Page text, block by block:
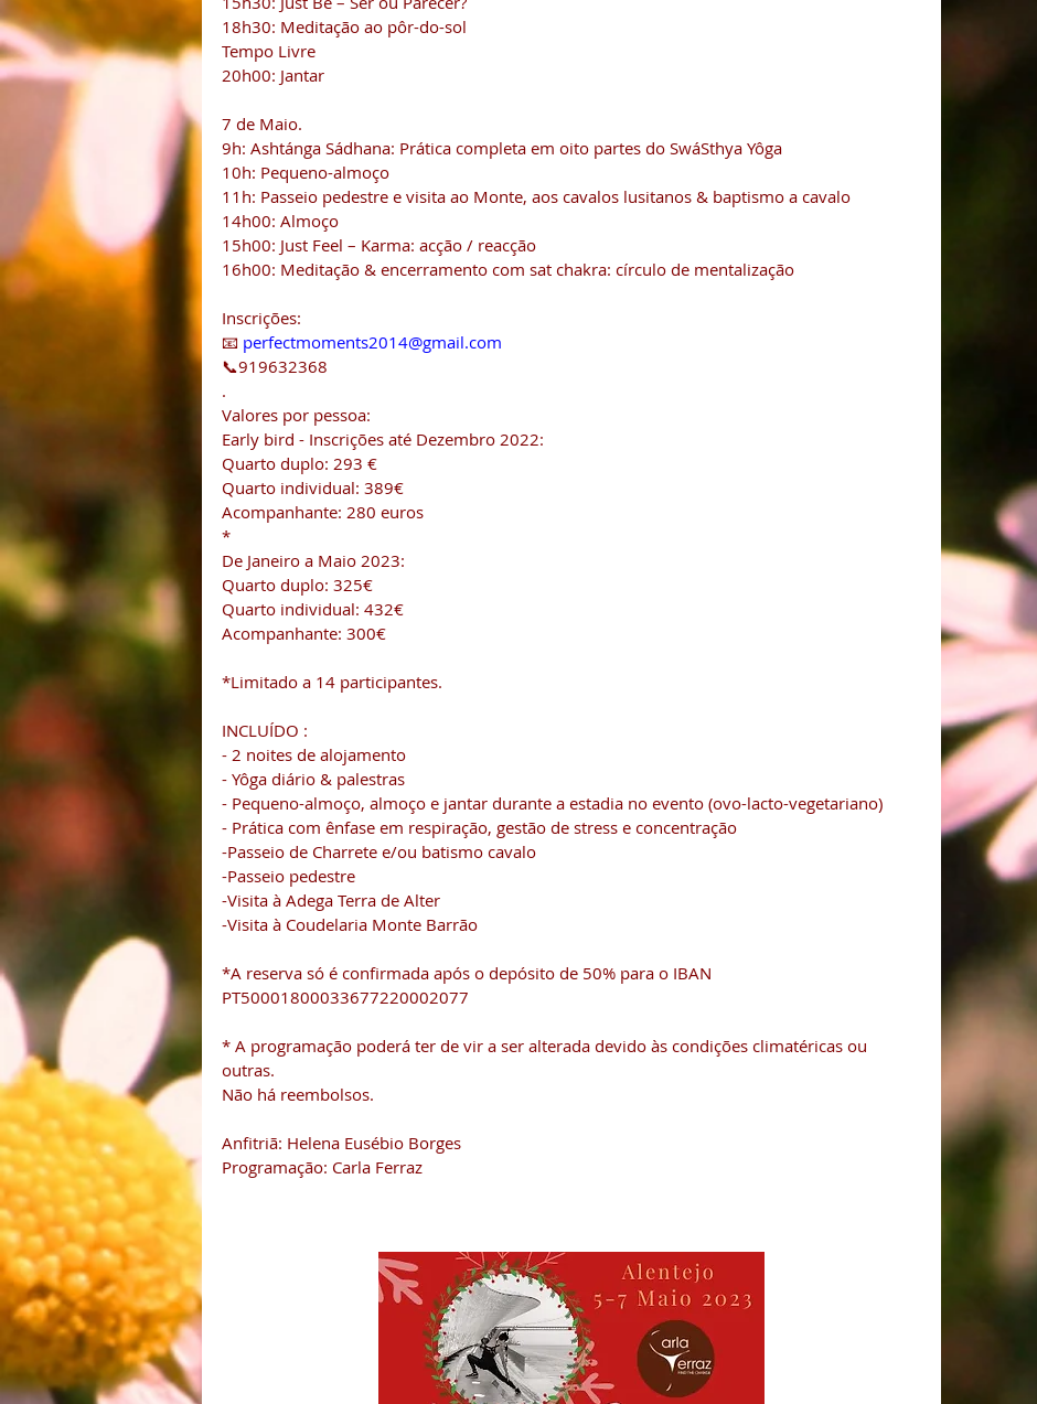
18h30: Meditação ao pôr-do-sol
Tempo Livre
20h00: Jantar
7 de Maio.
9h: Ashtánga Sádhana: Prática completa em oito partes do SwáSthya Yôga
10h: Pequeno-almoço
11h: Passeio pedestre e visita ao Monte, aos cavalos lusitanos & baptismo a cavalo
14h00: Almoço
15h00: Just Feel – Karma: acção / reacção
16h00: Meditação & encerramento com sat chakra: círculo de mentalização
Inscrições:
📧 perfectmoments2014@gmail.com
📞919632368
.
Valores por pessoa:
Early bird - Inscrições até Dezembro 2022:
Quarto duplo: 293 €
Quarto individual: 389€
Acompanhante: 280 euros
*
De Janeiro a Maio 2023:
Quarto duplo: 325€
Quarto individual: 432€
Acompanhante: 300€
*Limitado a 14 participantes.
INCLUÍDO :
- 2 noites de alojamento
- Yôga diário & palestras
- Pequeno-almoço, almoço e jantar durante a estadia no evento (ovo-lacto-vegetariano)
- Prática com ênfase em respiração, gestão de stress e concentração
-Passeio de Charrete e/ou batismo cavalo
-Passeio pedestre
-Visita à Adega Terra de Alter
-Visita à Coudelaria Monte Barrão
*A reserva só é confirmada após o depósito de 50% para o IBAN
PT50001800033677220002077
* A programação poderá ter de vir a ser alterada devido às condições climatéricas ou
outras.
Não há reembolsos.
Anfitriã: Helena Eusébio Borges
Programação: Carla Ferraz